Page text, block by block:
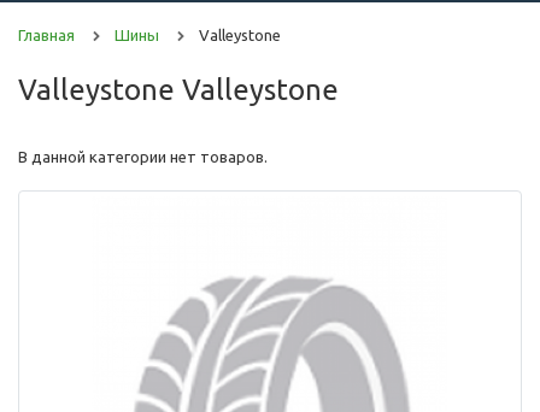
Главная Шины Valleystone
Valleystone Valleystone
В данной категории нет товаров.